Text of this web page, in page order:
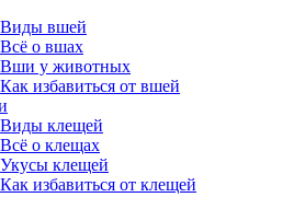
Виды вшей
Всё о вшах
Вши у животных
Как избавиться от вшей
Виды клещей
Всё о клещах
Укусы клещей
Как избавиться от клещей